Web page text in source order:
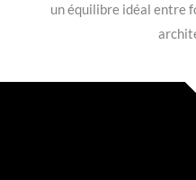
un équilibre idéal entre